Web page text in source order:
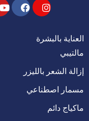
العناية بالبشرة
مالتيبي
إزالة الشعر بالليزر
مسمار اصطناعي
ماكياج دائم